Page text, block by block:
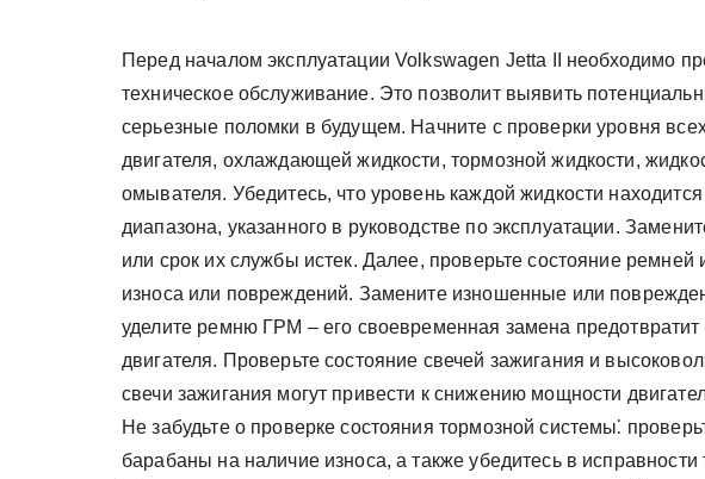
Перед началом эксплуатации Volkswagen Jetta II необходимо
техническое обслуживание. Это позволит выявить
серьезные поломки в будущем. Начните с проверки уровня
двигателя, охлаждающей жидкости, тормозной жидкости,
омывателя. Убедитесь, что уровень каждой жидкости
диапазона, указанного в руководстве по эксплуатации.
или срок их службы истек. Далее, проверьте состояние
износа или повреждений. Замените изношенные или
уделите ремню ГРМ – его своевременная замена
двигателя. Проверьте состояние свечей зажигания и
свечи зажигания могут привести к снижению мощности
Не забудьте о проверке состояния тормозной системы⁚
барабаны на наличие износа, а также убедитесь в